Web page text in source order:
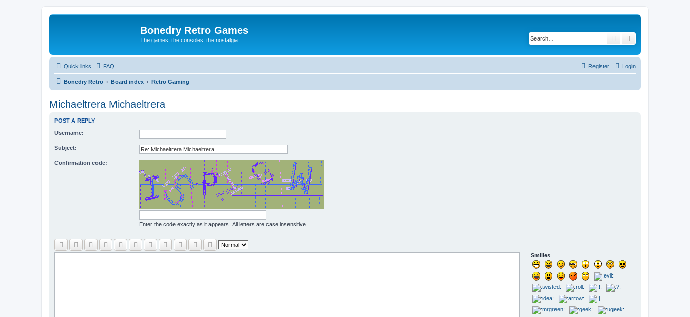
Bonedry Retro Games
The games, the consoles, the nostalgia Search
Quick links FAQ Login
Register
Bonedry Retro Board index Retro Gaming
Michaeltrera Michaeltrera
POST A REPLY
Username:
Subject:
Confirmation code:
Enter the code exactly as it appears. All letters are case insensitive.
Smilies